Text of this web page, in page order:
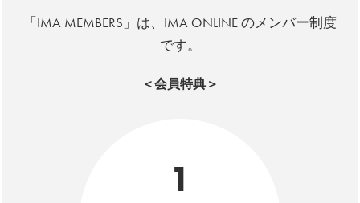
「IMA MEMBERS」は、IMA ONLINE のメンバー制度
です。
＜会員特典＞
1